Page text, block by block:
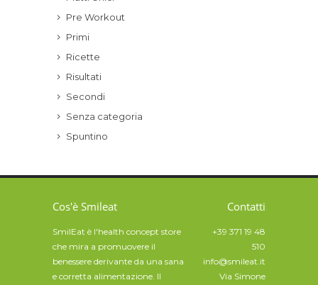
Pre Workout
Primi
Ricette
Risultati
Secondi
Senza categoria
Spuntino
Cos'è Smileat
SmilEat è l'health concept store
che mira a promuovere il
benessere derivante da una sana
e corretta alimentazione. Il
Contatti
+39 371 19 48
510
info@smileat.it
Via Simone